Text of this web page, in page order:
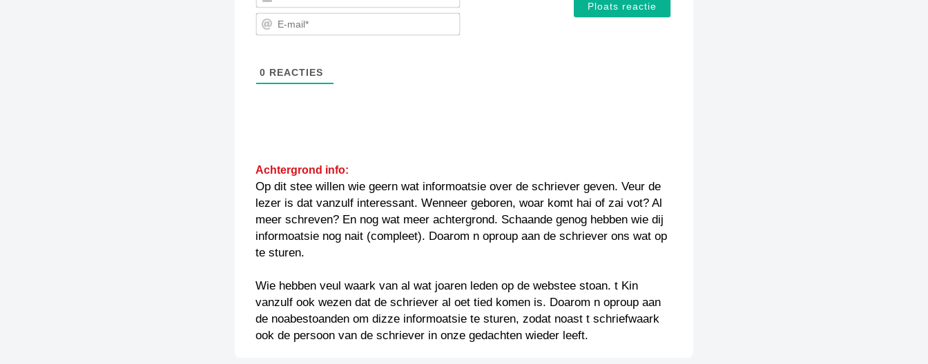
E-
0 REACTIES
Achtergrond info:
Op dit stee willen wie geern wat informoatsie over de schriever geven. Veur de
lezer is dat vanzulf interessant. Wenneer geboren, woar komt hai of zai vot? Al
meer schreven? En nog wat meer achtergrond. Schaande genog hebben wie dij
informoatsie nog nait (compleet). Doarom n oproup aan de schriever ons wat op
te sturen.
Wie hebben veul waark van al wat joaren leden op de webstee stoan. t Kin
vanzulf ook wezen dat de schriever al oet tied komen is. Doarom n oproup aan
de noabestoanden om dizze informoatsie te sturen, zodat noast t schriefwaark
ook de persoon van de schriever in onze gedachten wieder leeft.